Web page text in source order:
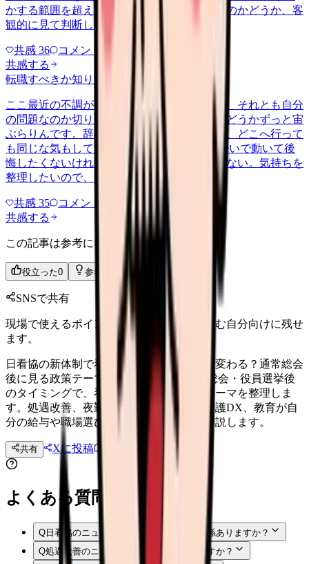
かする範囲を超えていないか、危ない職場なのかどうか、客
観的に見て判断したいです。
共感 36 コメント
共感する
転職すべきか知りたい
2026/6/26
ここ最近の不調が、職場の環境のせいなのか、それとも自分
の問題なのか切り分けられず、転職すべきかどうかずっと宙
ぶらりんです。辞めれば楽になる気もするし、どこへ行って
も同じな気もして、決め手がありません。 勢いで動いて後
悔したくないけれど、このまま留まる根拠もない。気持ちを
整理したいので、判断材料の集…
共感 35 コメント
共感する
この記事は参考になりましたか？
役立った0 参考になった
SNSで共有
現場で使えるポイントを、同僚やあとで読む自分向けに残せ
ます。
日看協の新体制で看護師の給料・働き方は変わる？通常総会
後に見る政策テーマ 日本看護協会の通常総会・役員選挙後
のタイミングで、看護師が見るべき政策テーマを整理しま
す。処遇改善、夜勤、在宅・施設看護、看護DX、教育が自
分の給与や職場選びにどう関係するかを解説します。
共有 Xに投稿 投稿文コピー
よくある質問
Q 日看協のニュースは現場の看護師にも関係ありますか？
Q処遇改善のニュースで何を確認すべきですか？